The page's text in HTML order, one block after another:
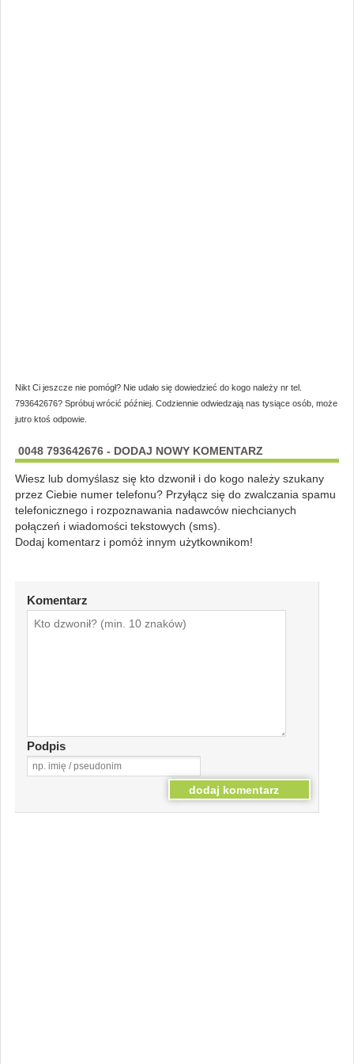
Nikt Ci jeszcze nie pomógł? Nie udało się dowiedzieć do kogo należy nr tel.
793642676? Spróbuj wrócić później. Codziennie odwiedzają nas tysiące osób, może
jutro ktoś odpowie.
0048 793642676 - DODAJ NOWY KOMENTARZ
Wiesz lub domyślasz się kto dzwonił i do kogo należy szukany
przez Ciebie numer telefonu? Przyłącz się do zwalczania spamu
telefonicznego i rozpoznawania nadawców niechcianych
połączeń i wiadomości tekstowych (sms).
Dodaj komentarz i pomóż innym użytkownikom!
Komentarz
Podpis